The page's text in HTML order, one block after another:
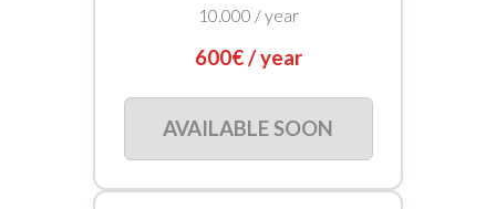
10.000 / year
600€ / year
AVAILABLE SOON